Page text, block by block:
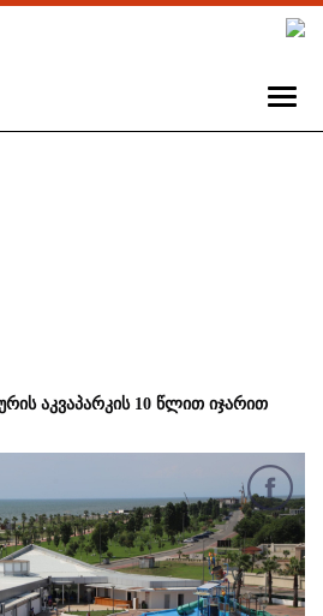
აკვაპარკის 10 წლით იჯარით